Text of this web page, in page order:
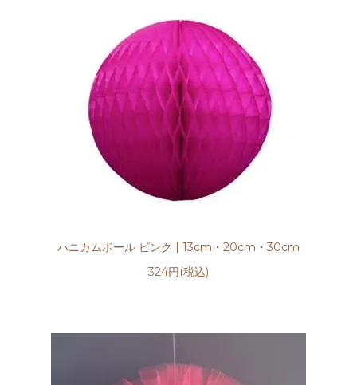
ハニカムボール ピンク | 13cm・20cm・30cm
324円(税込)